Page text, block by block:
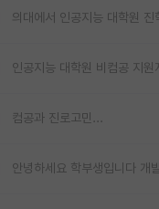
의대에서 인공지능 대학원 진
인공지능 대학원 비컴공 지원
컴공과 진로고민...
안녕하세요 학부생입니다 개